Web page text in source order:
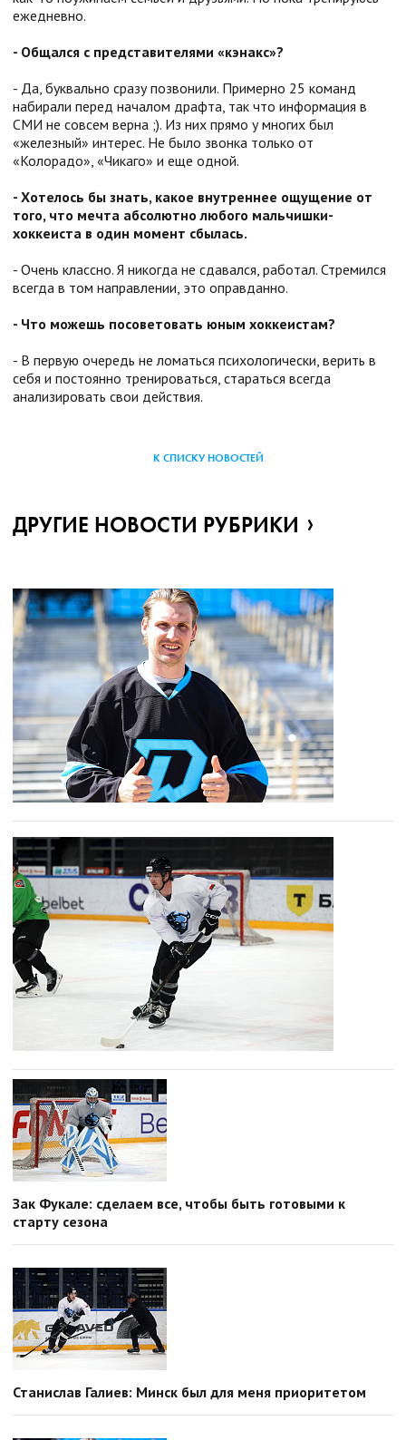
ежедневно.
- Общался с представителями «кэнакс»?
- Да, буквально сразу позвонили. Примерно 25 команд
набирали перед началом драфта, так что информация в
СМИ не совсем верна ;). Из них прямо у многих был
«железный» интерес. Не было звонка только от
«Колорадо», «Чикаго» и еще одной.
- Хотелось бы знать, какое внутреннее ощущение от
того, что мечта абсолютно любого мальчишки-
хоккеиста в один момент сбылась.
- Очень классно. Я никогда не сдавался, работал. Стремился
всегда в том направлении, это оправданно.
- Что можешь посоветовать юным хоккеистам?
- В первую очередь не ломаться психологически, верить в
себя и постоянно тренироваться, стараться всегда
анализировать свои действия.
К СПИСКУ НОВОСТЕЙ
ДРУГИЕ НОВОСТИ РУБРИКИ
Зак Фукале: сделаем все, чтобы быть готовыми к
старту сезона
Станислав Галиев: Минск был для меня приоритетом